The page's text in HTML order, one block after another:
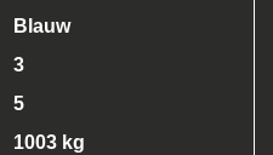
Blauw
3
5
1003 kg